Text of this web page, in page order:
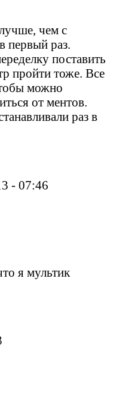
чем с
первый раз.
поставить
пройти тоже. Все
можно
от ментов.
раз в
- 07:46
я мультик